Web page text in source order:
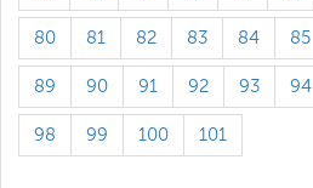
80 81 82 83 84 85
89 90 91 92 93 94
98 99 100 101